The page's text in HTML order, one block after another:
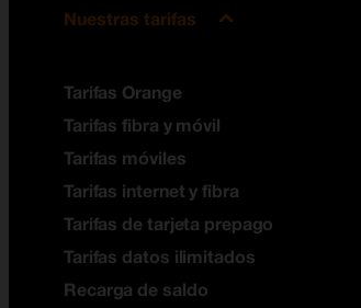
Nuestras tarifas
Tarifas Orange
Tarifas fibra y móvil
Tarifas móviles
Tarifas internet y fibra
Tarifas de tarjeta prepago
Tarifas datos ilimitados
Recarga de saldo